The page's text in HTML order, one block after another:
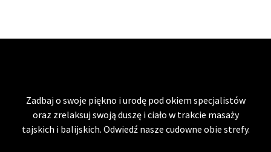
Zadbaj o swoje piękno i urodę pod okiem specjalistów
oraz zrelaksuj swoją duszę i ciało w trakcie masaży
tajskich i balijskich. Odwiedź nasze cudowne obie strefy.